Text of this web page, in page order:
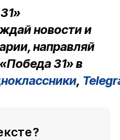
новости и
направляй
31» в
,